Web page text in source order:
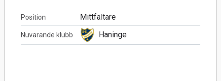
Position Mittfältare
Nuvarande klubb Haninge